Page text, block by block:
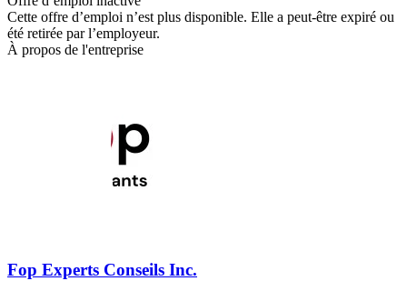
Cette offre d’emploi n’est plus disponible. Elle a peut-être expiré ou
été retirée par l’employeur.
À propos de l'entreprise
Fop Experts Conseils Inc.